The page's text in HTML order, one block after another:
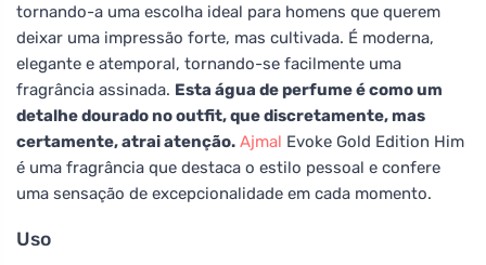
tornando-a uma escolha ideal para homens que querem
deixar uma impressão forte, mas cultivada. É moderna,
elegante e atemporal, tornando-se facilmente uma
fragrância assinada. Esta água de perfume é como um
detalhe dourado no outfit, que discretamente, mas
certamente, atrai atenção. Ajmal Evoke Gold Edition Him
é uma fragrância que destaca o estilo pessoal e confere
uma sensação de excepcionalidade em cada momento.
Uso